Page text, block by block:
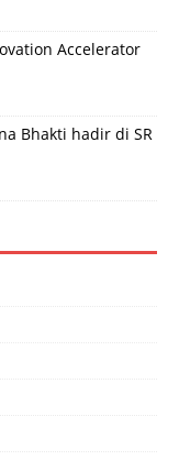
Accelerator
Bhakti hadir di SR